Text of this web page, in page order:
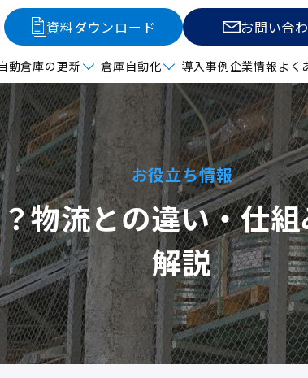
資料ダウンロード お問い合
動倉庫の更新 倉庫自動化 導入事例企業情報 よく
お役立ち情報
物流との違い・仕
解説